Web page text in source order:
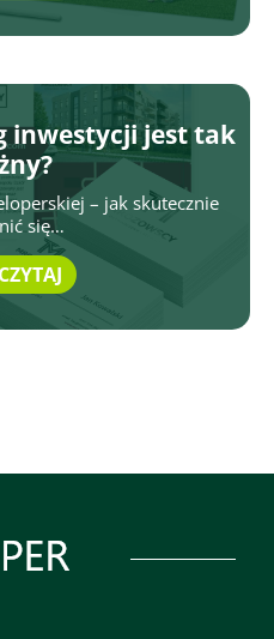
inwestycji jest tak
– jak skutecznie
się…